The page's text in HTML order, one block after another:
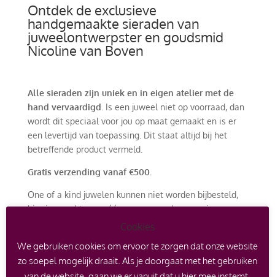
Ontdek de exclusieve
handgemaakte sieraden van
juweelontwerpster en goudsmid
Nicoline van Boven
Alle sieraden zijn uniek en in eigen atelier met de
hand vervaardigd . Is een juweel niet op voorraad, dan
wordt dit speciaal voor jou op maat gemaakt en is er
een levertijd van toepassing. Dit staat altijd bij het
betreffende product vermeld.
Gratis verzending vanaf €500.
One of a kind juwelen kunnen niet worden bijbesteld,
hier is er echt maar één van en worden voorzien van
een certificaat. Er kan echter wel een afspraak worden
edelstenen of edelmetaal te laten maken.
Het is ook mogelijk om met je oude goud in te ruilen
Cookies
We gebruiken cookies om ervoor te zorgen dat onze website
zo soepel mogelijk draait. Als je doorgaat met het gebruiken